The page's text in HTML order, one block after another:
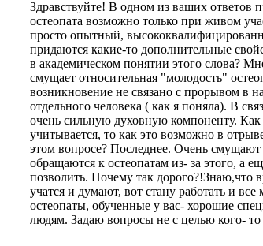
Здравствуйте! В одном из ваших ответов
остеопата возможно только при живом
просто опытный,
придаются какие-то дополнительные
в академическом понятии этого слова?
смущает относительная "молодость"
возникновение не связано с прорывом в
отдельного человека ( как я поняла). В
очень сильную духовную компоненту. Как
учитывается, то как это возможно в
этом вопросе? Последнее. Очень
обращаются к остеопатам из- за этого, а
позволить. Почему так дорого?!Знаю,что
учатся и думают, вот стану работать и
остеопаты, обученные у вас- хорошие
людям. Задаю вопросы не с целью кого- то